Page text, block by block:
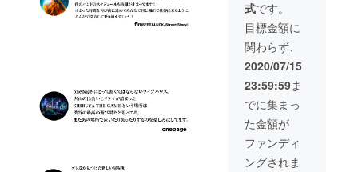
くださ
い
効期限
は営業
再開か
ら6ヶ月
以内。
●シャン
パン
オー
ダーチ
ケット
(2枚) 有
効期限
は営業
ら6ヶ月
以内。
● シャ
ンパン
オー
ダーチ
ケット
(4枚) 有
効期限
は営業
再開か
ら6ヶ月
以内。
いのタ
ンブ
ラー2個
の
1SET。
420ml
のステ
ンレス
タンブ
ラー。
● ドリ
ンクチ
ケット2
式です。
目標金額に
関わらず、
2020/07/15
23:59:59ま
でに集まっ
た金額が
ファンディ
ングされま